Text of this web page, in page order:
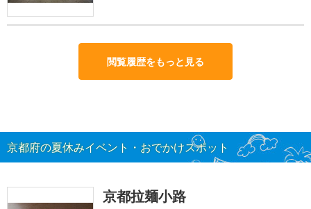
閲覧履歴をもっと見る
京都府の夏休みイベント・おでかけスポット
京都拉麺小路